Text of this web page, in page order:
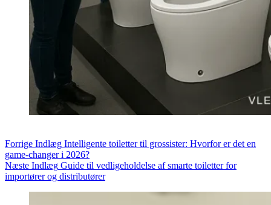
Forrige Indlæg Intelligente toiletter til grossister: Hvorfor er det en
game-changer i 2026?
Næste Indlæg Guide til vedligeholdelse af smarte toiletter for
importører og distributører